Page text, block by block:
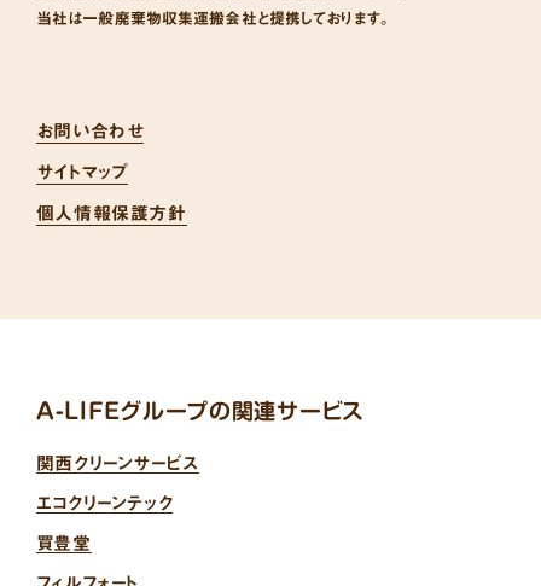
当社は一般廃棄物収集運搬会社と提携しております。
お問い合わせ
サイトマップ
個人情報保護方針
A-LIFEグループの関連サービス
関西クリーンサービス
エコクリーンテック
買豊堂